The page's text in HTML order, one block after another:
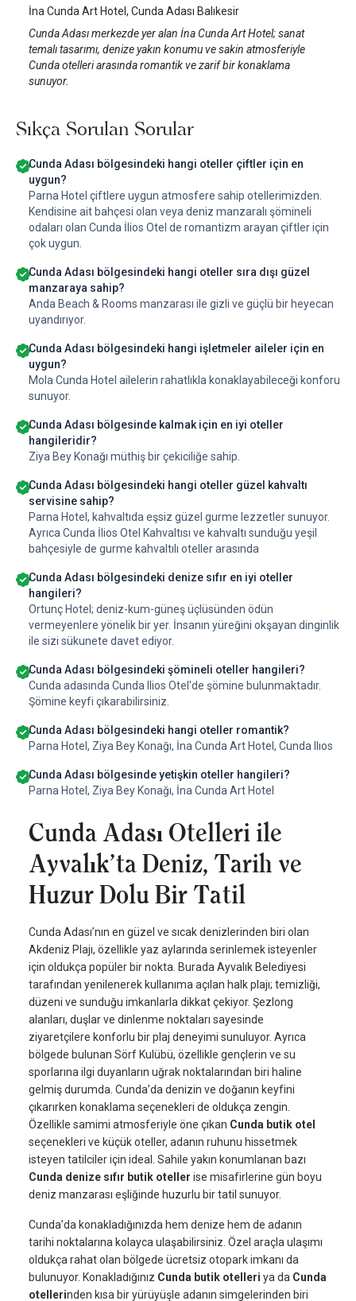
İna Cunda Art Hotel, Cunda Adası Balıkesir
Cunda Adası merkezde yer alan İna Cunda Art Hotel; sanat
temalı tasarımı, denize yakın konumu ve sakin atmosferiyle
Cunda otelleri arasında romantik ve zarif bir konaklama
sunuyor.
Sıkça Sorulan Sorular
Cunda Adası bölgesindeki hangi oteller çiftler için en
uygun?
Parna Hotel çiftlere uygun atmosfere sahip otellerimizden.
Kendisine ait bahçesi olan veya deniz manzaralı şömineli
odaları olan Cunda İlios Otel de romantizm arayan çiftler için
çok uygun.
Cunda Adası bölgesindeki hangi oteller sıra dışı güzel
manzaraya sahip?
Anda Beach & Rooms manzarası ile gizli ve güçlü bir heyecan
uyandırıyor.
Cunda Adası bölgesindeki hangi işletmeler aileler için en
uygun?
Mola Cunda Hotel ailelerin rahatlıkla konaklayabileceği konforu
sunuyor.
Cunda Adası bölgesinde kalmak için en iyi oteller
hangileridir?
Ziya Bey Konağı müthiş bir çekiciliğe sahip.
Cunda Adası bölgesindeki hangi oteller güzel kahvaltı
servisine sahip?
Parna Hotel, kahvaltıda eşsiz güzel gurme lezzetler sunuyor.
Ayrıca Cunda İlios Otel Kahvaltısı ve kahvaltı sunduğu yeşil
bahçesiyle de gurme kahvaltılı oteller arasında
Cunda Adası bölgesindeki denize sıfır en iyi oteller
hangileri?
Ortunç Hotel; deniz-kum-güneş üçlüsünden ödün
vermeyenlere yönelik bir yer. İnsanın yüreğini okşayan dinginlik
ile sizi sükunete davet ediyor.
Cunda Adası bölgesindeki şömineli oteller hangileri?
Cunda adasında Cunda Ilios Otel'de şömine bulunmaktadır.
Şömine keyfi çıkarabilirsiniz.
Cunda Adası bölgesindeki hangi oteller romantik?
Parna Hotel, Ziya Bey Konağı, İna Cunda Art Hotel, Cunda Ilıos
Cunda Adası bölgesinde yetişkin oteller hangileri?
Parna Hotel, Ziya Bey Konağı, İna Cunda Art Hotel
Cunda Adası Otelleri ile
Ayvalık’ta Deniz, Tarih ve
Huzur Dolu Bir Tatil
Cunda Adası’nın en güzel ve sıcak denizlerinden biri olan
Akdeniz Plajı, özellikle yaz aylarında serinlemek isteyenler
için oldukça popüler bir nokta. Burada Ayvalık Belediyesi
tarafından yenilenerek kullanıma açılan halk plajı; temizliği,
düzeni ve sunduğu imkanlarla dikkat çekiyor. Şezlong
alanları, duşlar ve dinlenme noktaları sayesinde
ziyaretçilere konforlu bir plaj deneyimi sunuluyor. Ayrıca
bölgede bulunan Sörf Kulübü, özellikle gençlerin ve su
sporlarına ilgi duyanların uğrak noktalarından biri haline
gelmiş durumda. Cunda’da denizin ve doğanın keyfini
çıkarırken konaklama seçenekleri de oldukça zengin.
Özellikle samimi atmosferiyle öne çıkan Cunda butik otel
seçenekleri ve küçük oteller, adanın ruhunu hissetmek
isteyen tatilciler için ideal. Sahile yakın konumlanan bazı
Cunda denize sıfır butik oteller ise misafirlerine gün boyu
deniz manzarası eşliğinde huzurlu bir tatil sunuyor.
Cunda’da konakladığınızda hem denize hem de adanın
tarihi noktalarına kolayca ulaşabilirsiniz. Özel araçla ulaşımı
oldukça rahat olan bölgede ücretsiz otopark imkanı da
bulunuyor. Konakladığınız Cunda butik otelleri ya da Cunda
otellerinden kısa bir yürüyüşle adanın simgelerinden biri